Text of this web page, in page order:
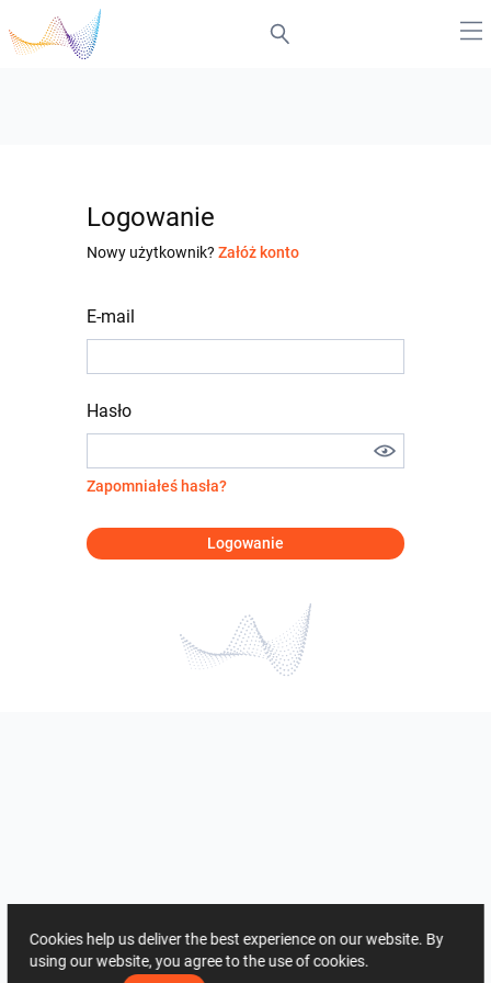
Logowanie
Nowy użytkownik? Załóż konto
E-mail
Hasło
Zapomniałeś hasła?
Logowanie
Cookies help us deliver the best experience on our website. By
using our website, you agree to the use of cookies.